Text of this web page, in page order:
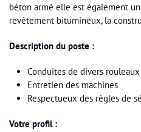
béton armé elle est également
revêtement bitumineux, la
Description du poste :
Conduites de divers
Entretien des machines
Respectueux des règles de
Votre profil :